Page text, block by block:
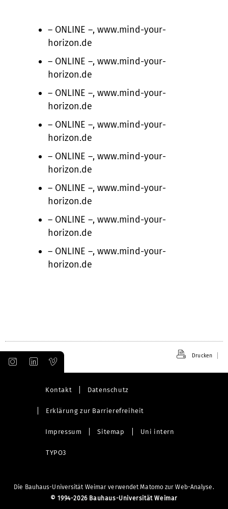
– ONLINE –, www.mind-your-
horizon.de
– ONLINE –, www.mind-your-
horizon.de
– ONLINE –, www.mind-your-
horizon.de
– ONLINE –, www.mind-your-
horizon.de
– ONLINE –, www.mind-your-
horizon.de
– ONLINE –, www.mind-your-
horizon.de
– ONLINE –, www.mind-your-
horizon.de
– ONLINE –, www.mind-your-
horizon.de
Drucken
Kontakt Datenschutz
Erklärung zur Barrierefreiheit
Impressum Sitemap Uni intern
TYPO3
Die Bauhaus-Universität Weimar verwendet Matomo zur Web-Analyse.
© 1994-2026 Bauhaus-Universität Weimar